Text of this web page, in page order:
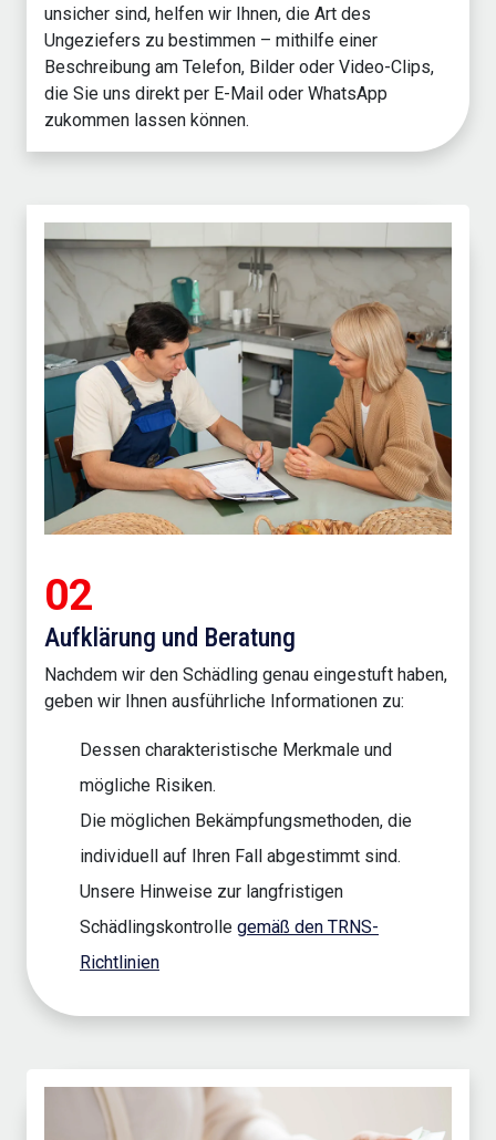
unsicher sind, helfen wir Ihnen, die Art des
Ungeziefers zu bestimmen – mithilfe einer
Beschreibung am Telefon, Bilder oder Video-Clips,
die Sie uns direkt per E-Mail oder WhatsApp
zukommen lassen können.
02
Aufklärung und Beratung
Nachdem wir den Schädling genau eingestuft haben,
geben wir Ihnen ausführliche Informationen zu:
Dessen charakteristische Merkmale und
mögliche Risiken.
Die möglichen Bekämpfungsmethoden, die
individuell auf Ihren Fall abgestimmt sind.
Unsere Hinweise zur langfristigen
Schädlingskontrolle gemäß den TRNS-
Richtlinien